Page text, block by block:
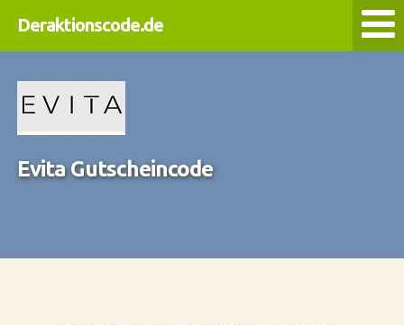
Deraktionscode.de
Evita Gutscheincode